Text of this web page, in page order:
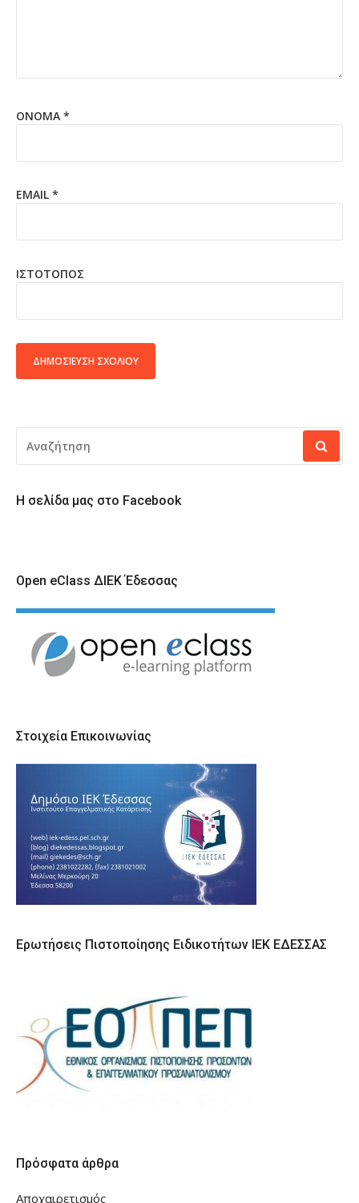
ΌΝΟΜΑ *
EMAIL *
ΙΣΤΌΤΟΠΟΣ
ΓΙΑ:
Η σελίδα μας στο Facebook
Open eClass ΔΙΕΚ Έδεσσας
Στοιχεία Επικοινωνίας
Ερωτήσεις Πιστοποίησης Ειδικοτήτων ΙΕΚ ΕΔΕΣΣΑΣ
Πρόσφατα άρθρα
Αποχαιρετισμός